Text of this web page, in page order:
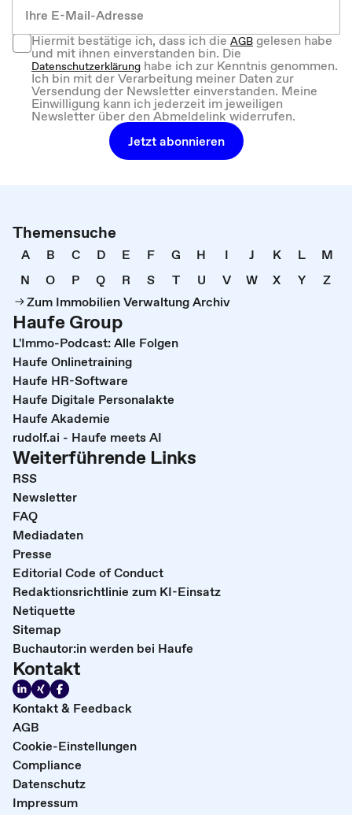
Hiermit bestätige ich, dass ich dieAGBgelesen habe
und mit ihnen einverstanden bin. Die
Datenschutzerklärung habe ich zur Kenntnis genommen.
Ich bin mit der Verarbeitung meiner Daten zur
Versendung der Newsletter einverstanden. Meine
Einwilligung kann ich jederzeit im jeweiligen
Newsletter über den Abmeldelink widerrufen.
Jetzt abonnieren
Themensuche
A B C D E F G H I J K L
M
N
O P Q R S T U V W X Y
Z
Zum Immobilien Verwaltung Archiv
Haufe Group
L'Immo-Podcast: Alle Folgen
Haufe Onlinetraining
Haufe HR-Software
Haufe Digitale Personalakte
Haufe Akademie
rudolf.ai - Haufe meets AI
Weiterführende Links
RSS
Newsletter
FAQ
Mediadaten
Presse
Editorial Code of Conduct
Redaktionsrichtlinie zum KI-Einsatz
Netiquette
Sitemap
Buchautor:in werden bei Haufe
Kontakt
Kontakt & Feedback
AGB
Cookie-Einstellungen
Compliance
Datenschutz
Impressum